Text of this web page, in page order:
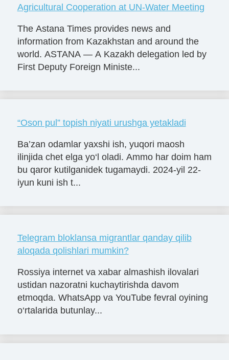
Agricultural Cooperation at UN-Water Meeting
The Astana Times provides news and
information from Kazakhstan and around the
world. ASTANA — A Kazakh delegation led by
First Deputy Foreign Ministe...
“Oson pul” topish niyati urushga yetakladi
Ba’zan odamlar yaxshi ish, yuqori maosh
ilinjida chet elga yo‘l oladi. Ammo har doim ham
bu qaror kutilganidek tugamaydi. 2024-yil 22-
iyun kuni ish t...
Telegram bloklansa migrantlar qanday qilib
aloqada qolishlari mumkin?
Rossiya internet va xabar almashish ilovalari
ustidan nazoratni kuchaytirishda davom
etmoqda. WhatsApp va YouTube fevral oyining
o‘rtalarida butunlay...